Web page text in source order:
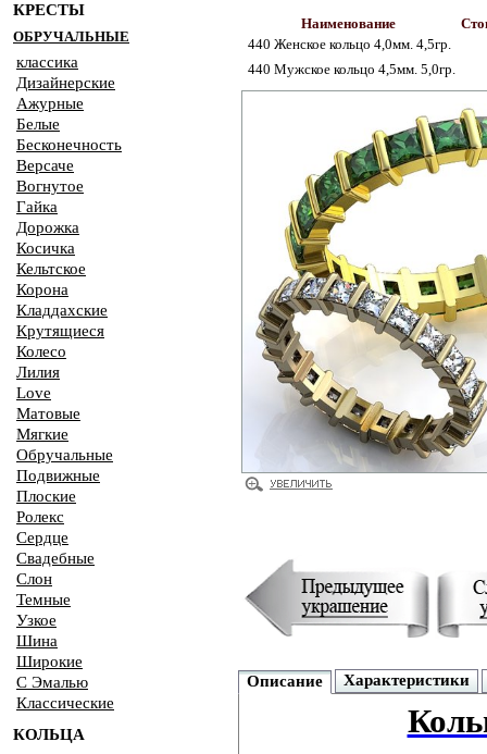
КРЕСТЫ
ОБРУЧАЛЬНЫЕ
классика
Дизайнерские
Ажурные
Белые
Бесконечность
Версаче
Вогнутое
Гайка
Дорожка
Косичка
Кельтское
Корона
Кладдахские
Крутящиеся
Колесо
Лилия
Love
Матовые
Мягкие
Обручальные
Подвижные
Плоские
Ролекс
Сердце
Свадебные
Слон
Темные
Узкое
Шина
Широкие
С Эмалью
Классические
КОЛЬЦА
Наименование
440 Женское кольцо 4,0мм. 4,5гр.
440 Мужское кольцо 4,5мм. 5,0гр.
Описание Характеристики